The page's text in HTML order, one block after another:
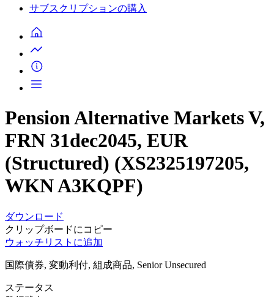
サブスクリプションの購入
Pension Alternative Markets V,
FRN 31dec2045, EUR
(Structured) (XS2325197205,
WKN A3KQPF)
ダウンロード
クリップボードにコピー
ウォッチリストに追加
国際債券, 変動利付, 組成商品, Senior Unsecured
ステータス